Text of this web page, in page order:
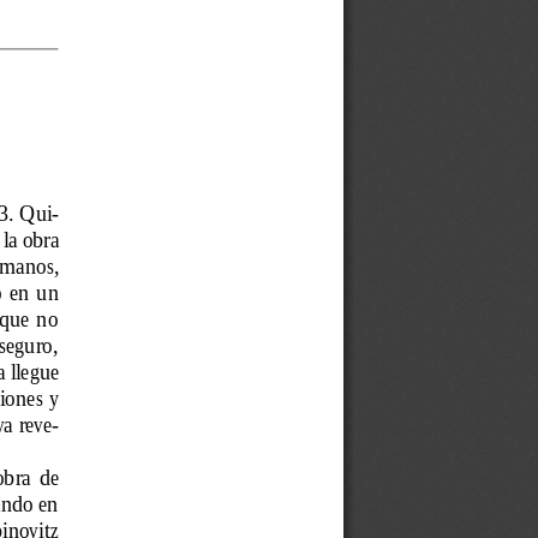
Qui-
obra
en  un
que  no
llegue
y
reve-
de
en